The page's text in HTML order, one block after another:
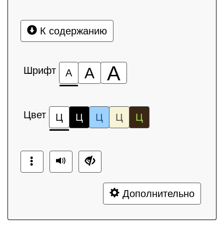
К содержанию
Шрифт А А А
Цвет Ц Ц Ц Ц Ц
Дополнительно